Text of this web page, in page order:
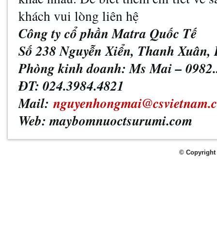
khách vui lòng liên hệ
Công ty cổ phần Matra Quốc Tế
Số 238 Nguyễn Xiển, Thanh Xuân,
Phòng kinh doanh: Ms Mai –
ĐT: 024.3984.4821
Mail:
Web: maybomnuoctsurumi.com
© Copyright